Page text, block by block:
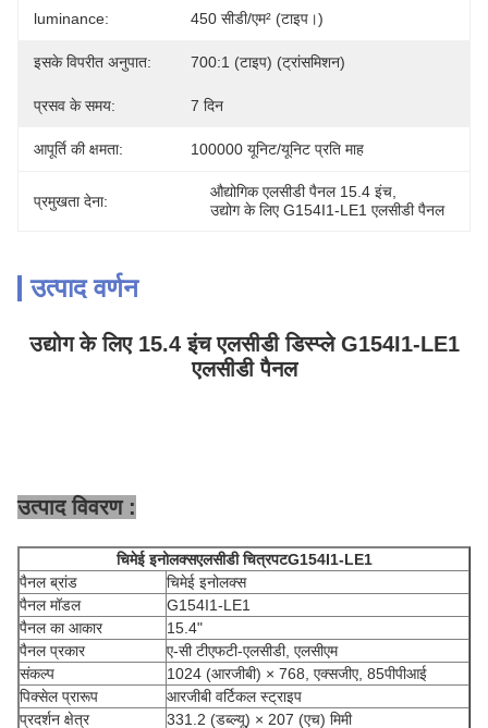
luminance: 450 सीडी/एम² (टाइप।)
इसके विपरीत अनुपात: 700:1 (टाइप) (ट्रांसमिशन)
प्रसव के समय: 7 दिन
आपूर्ति की क्षमता: 100000 यूनिट/यूनिट प्रति माह
प्रमुखता देना:
औद्योगिक एलसीडी पैनल 15.4 इंच
उद्योग के लिए G154I1-LE1 एलसीडी पैनल
उत्पाद वर्णन
उद्योग के लिए 15.4 इंच एलसीडी डिस्प्ले G154I1-LE1
एलसीडी पैनल
उत्पाद विवरण :
चिमेई इनोलक्सएलसीडी चित्रपटG154I1-LE1
पैनल ब्रांड
चिमेई इनोलक्स
पैनल मॉडल
G154I1-LE1
पैनल का आकार
15.4"
पैनल प्रकार
ए-सी टीएफटी-एलसीडी, एलसीएम
संकल्प
1024 (आरजीबी) × 768, एक्सजीए, 85पीपीआई
पिक्सेल प्रारूप
आरजीबी वर्टिकल स्ट्राइप
प्रदर्शन क्षेत्र
331.2 (डब्ल्यू) × 207 (एच) मिमी